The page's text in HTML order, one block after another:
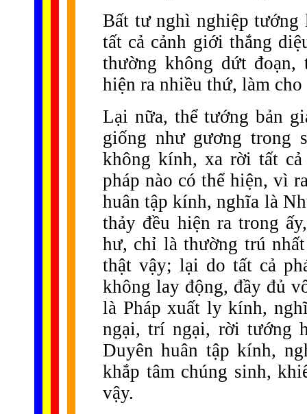
Bất tư nghì nghiệp
tất cả cảnh giới thắng
thường không dứt đoạn,
hiện ra nhiều thứ, làm
Lại nữa, thể tướng bản
giống như gương trong
không kính, xa rời tất
pháp nào có thể hiện, vì
huân tập kính, nghĩa là
thảy đều hiện ra trong
hư, chỉ là thường trú
thật vậy; lại do tất cả
không lay động, đầy đủ
là Pháp xuất ly kính,
ngại, trí ngại, rời tướng
Duyên huân tập kính,
khắp tâm chúng sinh,
vậy.